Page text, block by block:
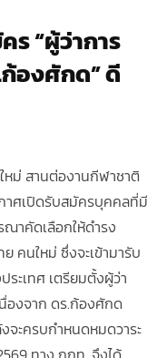
ร “ผู้ว่าการ
องศักด” ดี
หม่ สานต่องานกีฬาชาติ
าศเปิดรับสมัครบุคคลที่มี
าคัดเลือกให้ดำรง
คนใหม่ ซึ่งจะเข้ามารับ
ะเทศ เตรียมตั้งผู้ว่า
องจาก ดร.ก้องศักด
ะครบกำหนดหมดวาระ